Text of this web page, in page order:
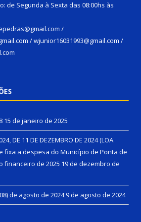
de Segunda à Sexta das 08:00hs às
/
/ wjunior16031993@gmail.com /
15 de janeiro de 2025
DE 11 DE DEZEMBRO DE 2024 (LOA
fixa a despesa do Município de Ponta de
financeiro de 2025 19 de dezembro de
de agosto de 20249 de agosto de 2024